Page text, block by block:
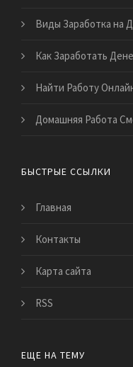
Виды Заработка на
Как Заработать
Найти Работу
Домашняя Работа
БЫСТРЫЕ ССЫЛКИ
Главная
Контакты
Карта сайта
RSS
ЕЩЕ НА ТЕМУ